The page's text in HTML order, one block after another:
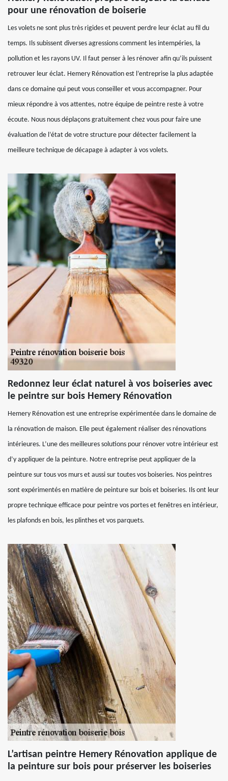
pour une rénovation de boiserie
Les volets ne sont plus très rigides et peuvent perdre leur éclat au fil du
temps. Ils subissent diverses agressions comment les intempéries, la
pollution et les rayons UV. Il faut penser à les rénover afin qu’ils puissent
retrouver leur éclat. Hemery Rénovation est l’entreprise la plus adaptée
dans ce domaine qui peut vous conseiller et vous accompagner. Pour
mieux répondre à vos attentes, notre équipe de peintre reste à votre
écoute. Nous nous déplaçons gratuitement chez vous pour faire une
évaluation de l’état de votre structure pour détecter facilement la
meilleure technique de décapage à adapter à vos volets.
Redonnez leur éclat naturel à vos boiseries avec
le peintre sur bois Hemery Rénovation
Hemery Rénovation est une entreprise expérimentée dans le domaine de
la rénovation de maison. Elle peut également réaliser des rénovations
intérieures. L’une des meilleures solutions pour rénover votre intérieur est
d’y appliquer de la peinture. Notre entreprise peut appliquer de la
peinture sur tous vos murs et aussi sur toutes vos boiseries. Nos peintres
sont expérimentés en matière de peinture sur bois et boiseries. Ils ont leur
propre technique efficace pour peintre vos portes et fenêtres en intérieur,
les plafonds en bois, les plinthes et vos parquets.
L’artisan peintre Hemery Rénovation applique de
la peinture sur bois pour préserver les boiseries